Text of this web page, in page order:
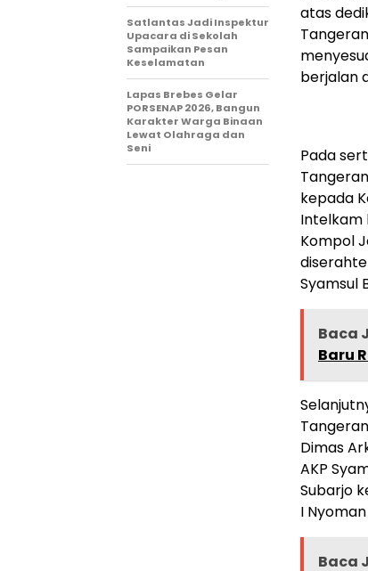
atas
berjalan
Pada
kepada
Intelkam
Kompol
Syamsul
Baca
Baru
Dimas
AKP
Subarjo
I
Baca
Satlantas Jadi Inspektur
Upacara di Sekolah
Sampaikan Pesan
Keselamatan
Lapas Brebes Gelar
PORSENAP 2026, Bangun
Karakter Warga Binaan
Lewat Olahraga dan
Seni